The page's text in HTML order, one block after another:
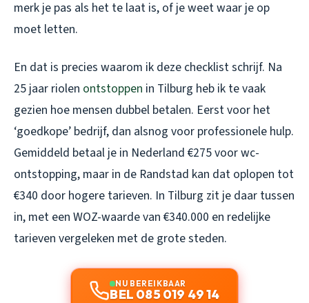
merk je pas als het te laat is, of je weet waar je op
moet letten.
En dat is precies waarom ik deze checklist schrijf. Na
25 jaar riolen ontstoppen in Tilburg heb ik te vaak
gezien hoe mensen dubbel betalen. Eerst voor het
‘goedkope’ bedrijf, dan alsnog voor professionele hulp.
Gemiddeld betaal je in Nederland €275 voor wc-
ontstopping, maar in de Randstad kan dat oplopen tot
€340 door hogere tarieven. In Tilburg zit je daar tussen
in, met een WOZ-waarde van €340.000 en redelijke
tarieven vergeleken met de grote steden.
NU BEREIKBAAR
BEL 085 019 49 14